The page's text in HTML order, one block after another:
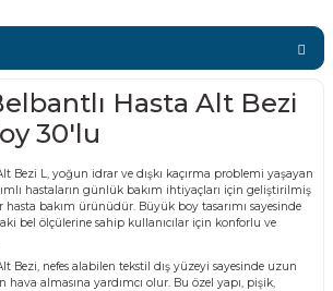
Hasta Alt Bezi
30'lu
Bezi L, yoğun idrar ve dışkı kaçırma problemi yaşayan
hastaların günlük bakım ihtiyaçları için geliştirilmiş
bakım ürünüdür. Büyük boy tasarımı sayesinde
bel ölçülerine sahip kullanıcılar için konforlu ve
Bezi, nefes alabilen tekstil dış yüzeyi sayesinde uzun
almasına yardımcı olur. Bu özel yapı, pişik,